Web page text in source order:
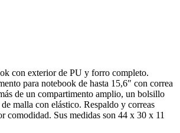
con exterior de PU y forro completo.
para notebook de hasta 15,6″ con correa
de un compartimento amplio, un bolsillo
malla con elástico. Respaldo y correas
comodidad. Sus medidas son 44 x 30 x 11